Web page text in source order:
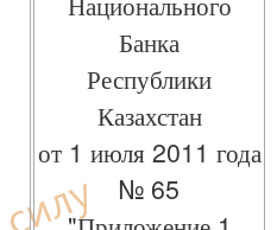
Банка
Республики
Казахстан
от 1 июля 2011 года
№ 65